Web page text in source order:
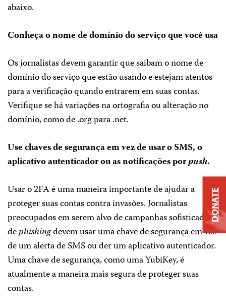
abaixo.
Conheça o nome de domínio do serviço que você usa
Os jornalistas devem garantir que saibam o nome de
domínio do serviço que estão usando e estejam atentos
para a verificação quando entrarem em suas contas.
Verifique se há variações na ortografia ou alteração no
domínio, como de .org para .net.
Use chaves de segurança em vez de usar o SMS, o
aplicativo autenticador ou as notificações porpush.
Usar o 2FA é uma maneira importante de ajudar a
proteger suas contas contra invasões. Jornalistas
preocupados em serem alvo de campanhas sofisticadas
dephishingdevem usar uma chave de segurança em vez
de um alerta de SMS ou der um aplicativo autenticador.
Uma chave de segurança, como uma YubiKey, é
atualmente a maneira mais segura de proteger suas
contas.
DONATE